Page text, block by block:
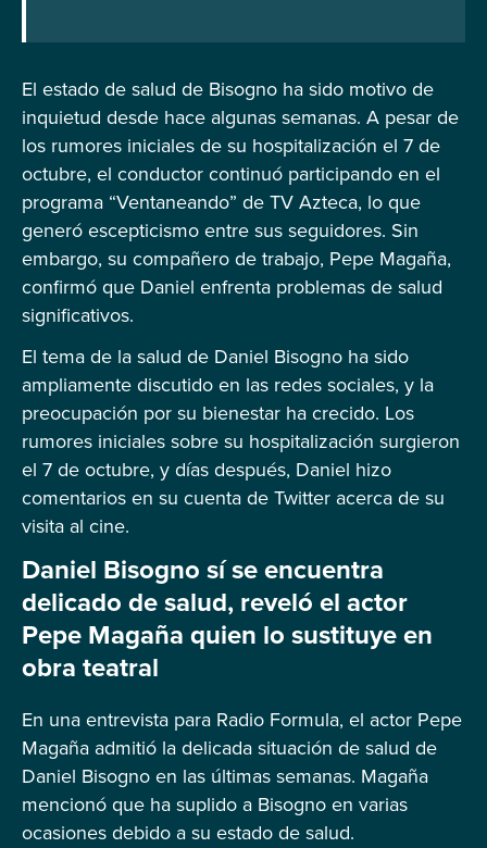
El estado de salud de Bisogno ha sido motivo de
inquietud desde hace algunas semanas. A pesar de
los rumores iniciales de su hospitalización el 7 de
octubre, el conductor continuó participando en el
programa “Ventaneando” de TV Azteca, lo que
generó escepticismo entre sus seguidores. Sin
embargo, su compañero de trabajo, Pepe Magaña,
confirmó que Daniel enfrenta problemas de salud
significativos.
El tema de la salud de Daniel Bisogno ha sido
ampliamente discutido en las redes sociales, y la
preocupación por su bienestar ha crecido. Los
rumores iniciales sobre su hospitalización surgieron
el 7 de octubre, y días después, Daniel hizo
comentarios en su cuenta de Twitter acerca de su
visita al cine.
Daniel Bisogno sí se encuentra
delicado de salud, reveló el actor
Pepe Magaña quien lo sustituye en
obra teatral
En una entrevista para Radio Formula, el actor Pepe
Magaña admitió la delicada situación de salud de
Daniel Bisogno en las últimas semanas. Magaña
mencionó que ha suplido a Bisogno en varias
ocasiones debido a su estado de salud.